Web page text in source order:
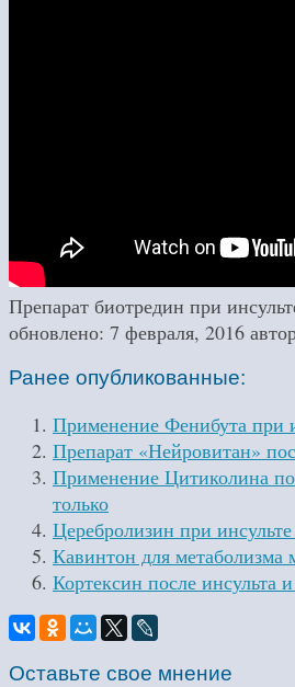
Препарат биотредин при
обновлено: 7 февраля, 2016
Ранее опубликованные:
Применение Фенибута при
Препарат «Нейровитан»
Применение Цитиколина
только
Церебролизин при
Кавинтон для метаболизма
Кортексин после инсульта
Оставьте свое мнение